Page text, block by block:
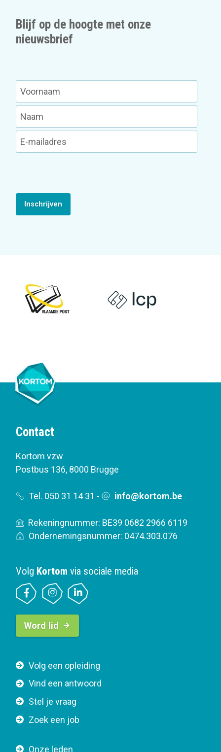
Blijf op de hoogte met onze
nieuwsbrief
Inschrijven
Contact
Kortom vzw
Postbus 136, 8000 Brugge
Tel. 050 31 14 31 - info@kortom.be
Rekeningnummer: BE39 0682 2966 6119
Ondernemingsnummer: 0474.303.076
F
o
t
e
Volg een opleiding
Vind een antwoord
Stel je vraag
Zoek een job
Onze leden
Volg Kortom via sociale media
B
t
o
n
a
v
g
Word lid